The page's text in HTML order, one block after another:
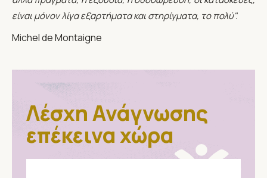
είναι μόνον λίγα εξαρτήματα και στηρίγματα, το πολύ".
Michel de Montaigne
Λέσχη Ανάγνωσης
επέκεινα χώρα